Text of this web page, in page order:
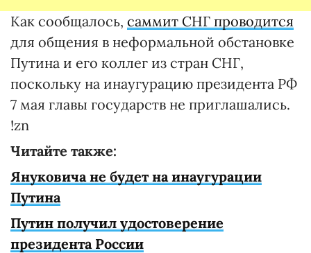
Как сообщалось, саммит СНГ проводится
для общения в неформальной обстановке
Путина и его коллег из стран СНГ,
поскольку на инаугурацию президента РФ
7 мая главы государств не приглашались.
!zn
Читайте также:
Януковича не будет на инаугурации
Путина
Путин получил удостоверение
президента России